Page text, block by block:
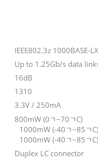
IEEE802.3z 1000BASE-
Up to 1.25Gb/s data
16dB
1310
3.3V / 250mA
800mW (0ﾡ~70ﾡC)
1000mW (-40ﾡ~85ﾡ
1000mW (-40ﾡ~85ﾡ
Duplex LC connector